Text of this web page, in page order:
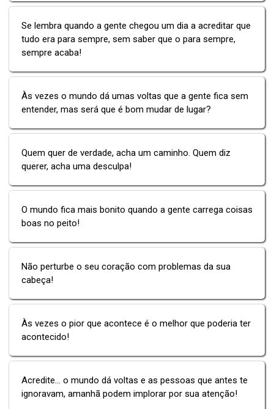
Se lembra quando a gente chegou um dia a acreditar que
tudo era para sempre, sem saber que o para sempre,
sempre acaba!
Às vezes o mundo dá umas voltas que a gente fica sem
entender, mas será que é bom mudar de lugar?
Quem quer de verdade, acha um caminho. Quem diz
querer, acha uma desculpa!
O mundo fica mais bonito quando a gente carrega coisas
boas no peito!
Não perturbe o seu coração com problemas da sua
cabeça!
Às vezes o pior que acontece é o melhor que poderia ter
acontecido!
Acredite... o mundo dá voltas e as pessoas que antes te
ignoravam, amanhã podem implorar por sua atenção!